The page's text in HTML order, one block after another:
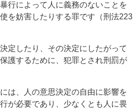
行によって人に義務のないことを
を妨害したりする罪です（刑法223
定したり、その決定にしたがって
護するために、犯罪とされ刑罰が
は、人の意思決定の自由に影響を
が必要であり、少なくとも人に畏